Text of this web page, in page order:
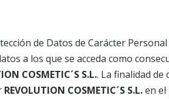
de Datos de Carácter
a los que se acceda como
COSMETIC´S S.L.. La finalidad de
REVOLUTION COSMETIC´S S.L.en el